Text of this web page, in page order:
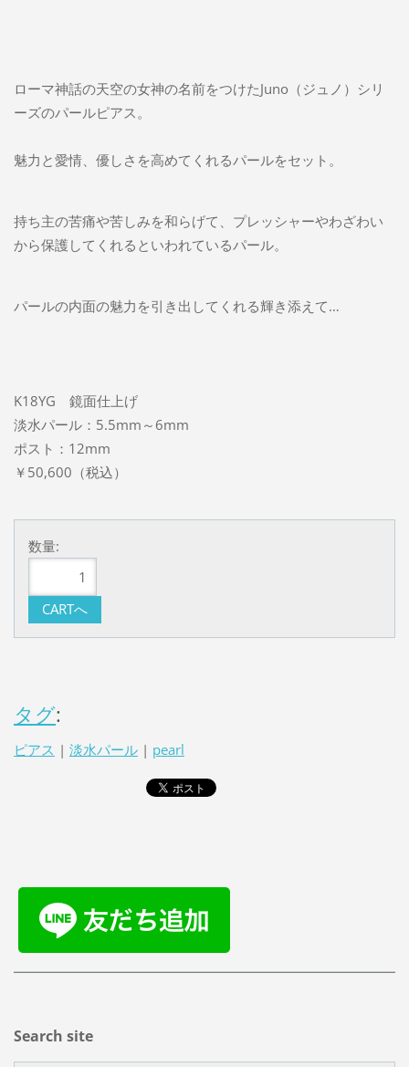
ローマ神話の天空の女神の名前をつけたJuno（ジュノ）シリ
ーズのパールピアス。
魅力と愛情、優しさを高めてくれるパールをセット。
持ち主の苦痛や苦しみを和らげて、プレッシャーやわざわい
から保護してくれるといわれているパール。
パールの内面の魅力を引き出してくれる輝き添えて…
K18YG 鏡面仕上げ
淡水パール：5.5mm～6mm
ポスト：12mm
￥50,600（税込）
数量:
タグ:
ピアス | 淡水パール | pearl
Search site